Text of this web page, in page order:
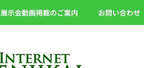
展示会動画掲載のご案内 お問い合わせ